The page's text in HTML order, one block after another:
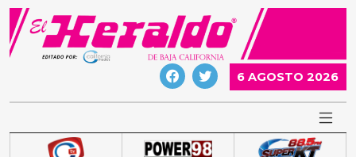
Skip
content
6 AGOSTO 2026